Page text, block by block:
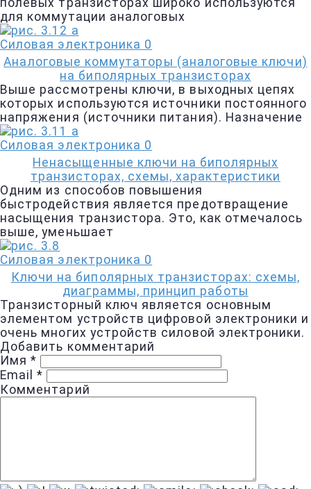
полевых транзисторах широко используются
для коммутации аналоговых
Силовая электроника 0
Аналоговые коммутаторы (аналоговые ключи)
на биполярных транзисторах
Выше рассмотрены ключи, в выходных цепях
которых используются источники постоянного
напряжения (источники питания). Назначение
Силовая электроника 0
Ненасыщенные ключи на биполярных
транзисторах, схемы, характеристики
Одним из способов повышения
быстродействия является предотвращение
насыщения транзистора. Это, как отмечалось
выше, уменьшает
Силовая электроника 0
Ключи на биполярных транзисторах: схемы,
диаграммы, принцип работы
Транзисторный ключ является основным
элементом устройств цифровой электроники и
очень многих устройств силовой электроники.
Добавить комментарий
Имя*
Email*
Комментарий